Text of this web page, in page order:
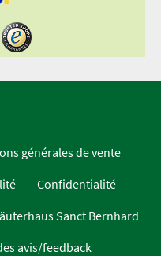
générales de vente
Confidentialité
Sanct Bernhard
avis/feedback